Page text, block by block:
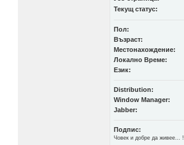
Текущ статус:
Пол:
Възраст:
Местонахождение:
Локално Време:
Език:
Distribution:
Window Manager:
Jabber:
Подпис:
Човек и добре да живее... !